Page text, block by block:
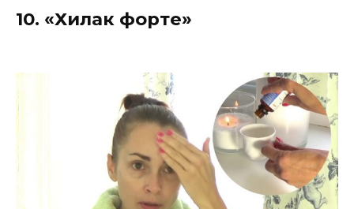
10. «Хилак форте»